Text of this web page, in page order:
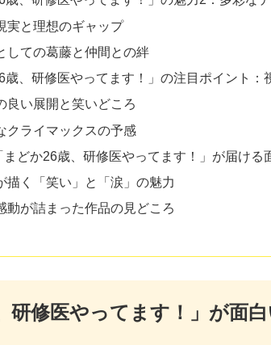
実と理想のギャップ
しての葛藤と仲間との絆
歳、研修医やってます！」の注目ポイント：
良い展開と笑いどころ
クライマックスの予感
まどか26歳、研修医やってます！」が届ける
描く「笑い」と「涙」の魅力
動が詰まった作品の見どころ
研修医やってます！」が面